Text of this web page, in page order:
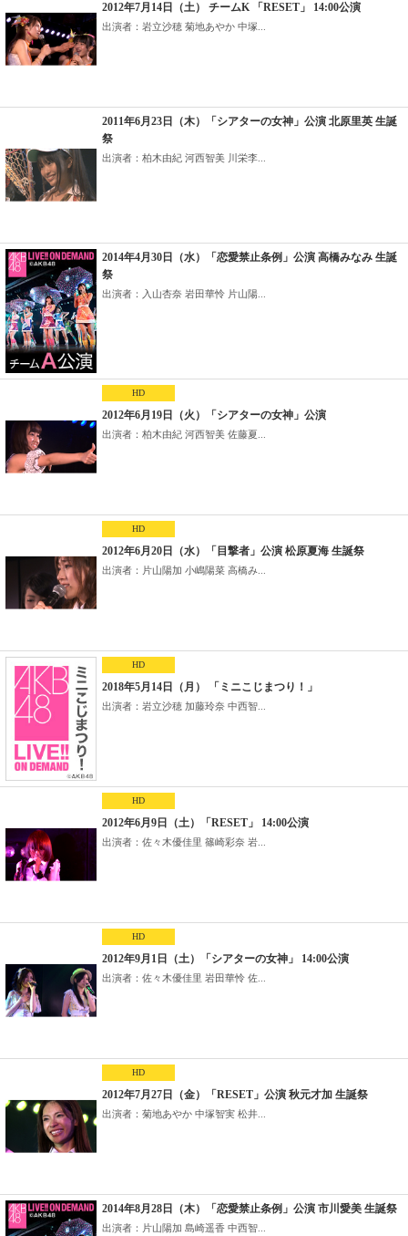
2012年7月14日（土） チームK 「RESET」 14:00公演
出演者：岩立沙穂 菊地あやか 中塚...
2011年6月23日（木）「シアターの女神」公演 北原里英 生誕
祭
出演者：柏木由紀 河西智美 川栄李...
2014年4月30日（水）「恋愛禁止条例」公演 高橋みなみ 生誕
祭
出演者：入山杏奈 岩田華怜 片山陽...
HD
2012年6月19日（火）「シアターの女神」公演
出演者：柏木由紀 河西智美 佐藤夏...
HD
2012年6月20日（水）「目撃者」公演 松原夏海 生誕祭
出演者：片山陽加 小嶋陽菜 高橋み...
HD
2018年5月14日（月） 「ミニこじまつり！」
出演者：岩立沙穂 加藤玲奈 中西智...
HD
2012年6月9日（土）「RESET」 14:00公演
出演者：佐々木優佳里 篠崎彩奈 岩...
HD
2012年9月1日（土）「シアターの女神」 14:00公演
出演者：佐々木優佳里 岩田華怜 佐...
HD
2012年7月27日（金）「RESET」公演 秋元才加 生誕祭
出演者：菊地あやか 中塚智実 松井...
2014年8月28日（木）「恋愛禁止条例」公演 市川愛美 生誕祭
出演者：片山陽加 島崎遥香 中西智...